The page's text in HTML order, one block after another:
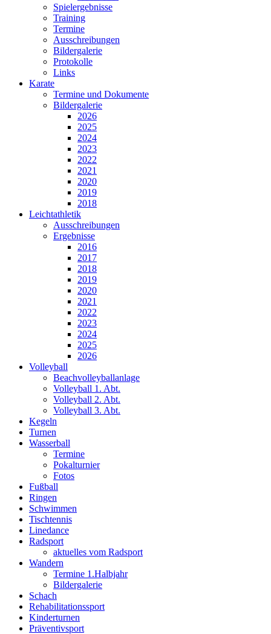
Spielergebnisse
Training
Termine
Ausschreibungen
Bildergalerie
Protokolle
Links
Karate
Termine und Dokumente
Bildergalerie
2026
2025
2024
2023
2022
2021
2020
2019
2018
Leichtathletik
Ausschreibungen
Ergebnisse
2016
2017
2018
2019
2020
2021
2022
2023
2024
2025
2026
Volleyball
Beachvolleyballanlage
Volleyball 1. Abt.
Volleyball 2. Abt.
Volleyball 3. Abt.
Kegeln
Turnen
Wasserball
Termine
Pokalturnier
Fotos
Fußball
Ringen
Schwimmen
Tischtennis
Linedance
Radsport
aktuelles vom Radsport
Wandern
Termine 1.Halbjahr
Bildergalerie
Schach
Rehabilitationssport
Kinderturnen
Präventivsport